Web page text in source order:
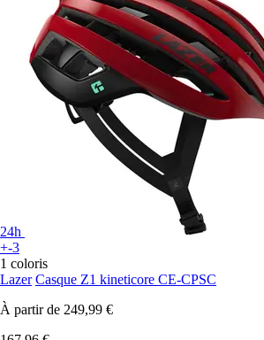
24h
+-3
1 coloris
Lazer Casque Z1 kineticore CE-CPSC
À partir de 249,99 €